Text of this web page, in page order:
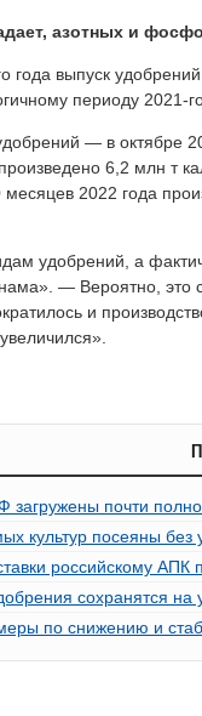
азотных и
года выпуск
периоду 2021-
— в октябре
6,2 млн т
2022 года
удобрений, а
— Вероятно, это
и
загружены почти
культур посеяны без
российскому АПК
сохранятся
по снижению и